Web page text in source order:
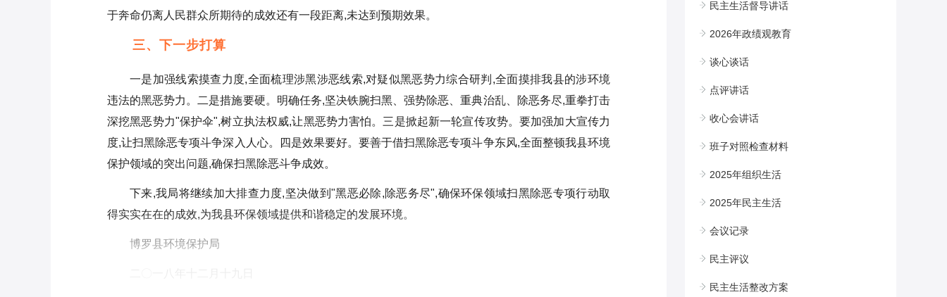
于奔命仍离人民群众所期待的成效还有一段距离,未达到预期效果。
三、下一步打算
一是加强线索摸查力度,全面梳理涉黑涉恶线索,对疑似黑恶势力综合研判,全面摸排我县的涉环境
违法的黑恶势力。二是措施要硬。明确任务,坚决铁腕扫黑、强势除恶、重典治乱、除恶务尽,重拳打击
深挖黑恶势力"保护伞",树立执法权威,让黑恶势力害怕。三是掀起新一轮宣传攻势。要加强加大宣传力
度,让扫黑除恶专项斗争深入人心。四是效果要好。要善于借扫黑除恶专项斗争东风,全面整顿我县环境
保护领域的突出问题,确保扫黑除恶斗争成效。
下来,我局将继续加大排查力度,坚决做到"黑恶必除,除恶务尽",确保环保领域扫黑除恶专项行动取
得实实在在的成效,为我县环保领域提供和谐稳定的发展环境。
博罗县环境保护局
民主生活督导讲话
2026年政绩观教育
谈心谈话
点评讲话
收心会讲话
班子对照检查材料
2025年组织生活
2025年民主生活
会议记录
民主评议
民主生活整改方案